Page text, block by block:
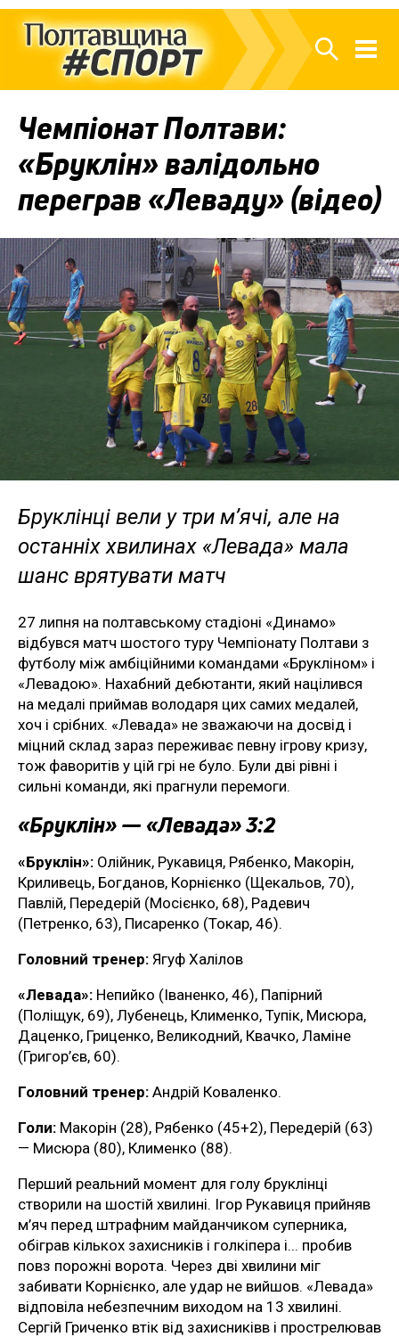
Чемпіонат Полтави:
«Бруклін» валідольно
переграв «Леваду» (відео)
Бруклінці вели у три м’ячі, але на
останніх хвилинах «Левада» мала
шанс врятувати матч
27 липня на полтавському стадіоні «Динамо»
відбувся матч шостого туру Чемпіонату Полтави з
футболу між амбіційними командами «Брукліном» і
«Левадою». Нахабний дебютанти, який націлився
на медалі приймав володаря цих самих медалей,
хоч і срібних. «Левада» не зважаючи на досвід і
міцний склад зараз переживає певну ігрову кризу,
тож фаворитів у цій грі не було. Були дві рівні і
сильні команди, які прагнули перемоги.
«Бруклін» — «Левада» 3:2
«Бруклін»: Олійник, Рукавиця, Рябенко, Макорін,
Криливець, Богданов, Корнієнко (Щекальов, 70),
Павлій, Передерій (Мосієнко, 68), Радевич
(Петренко, 63), Писаренко (Токар, 46).
Головний тренер: Ягуф Халілов
«Левада»: Непийко (Іваненко, 46), Папірний
(Поліщук, 69), Лубенець, Клименко, Тупік, Мисюра,
Даценко, Гриценко, Великодний, Квачко, Ламіне
(Григор’єв, 60).
Головний тренер: Андрій Коваленко.
Голи: Макорін (28), Рябенко (45+2), Передерій (63)
— Мисюра (80), Клименко (88).
Перший реальний момент для голу бруклінці
створили на шостій хвилині. Ігор Рукавиця прийняв
м’яч перед штрафним майданчиком суперника,
обіграв кількох захисників і голкіпера і... пробив
повз порожні ворота. Через дві хвилини міг
забивати Корнієнко, але удар не вийшов. «Левада»
відповіла небезпечним виходом на 13 хвилині.
Сергій Гриченко втік від захисниківв і прострелював